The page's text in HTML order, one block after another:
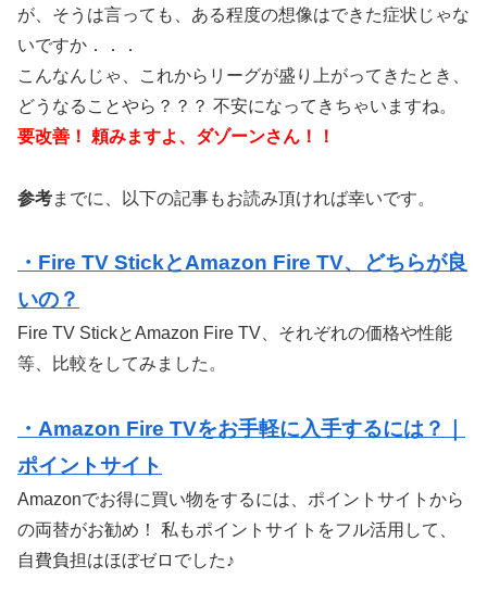
が、そうは言っても、ある程度の想像はできた症状じゃな
いですか．．．
こんなんじゃ、これからリーグが盛り上がってきたとき、
どうなることやら？？？ 不安になってきちゃいますね。
要改善！ 頼みますよ、ダゾーンさん！！
参考までに、以下の記事もお読み頂ければ幸いです。
・Fire TV StickとAmazon Fire TV、どちらが良
いの？
Fire TV StickとAmazon Fire TV、それぞれの価格や性能
等、比較をしてみました。
・Amazon Fire TVをお手軽に入手するには？｜
ポイントサイト
Amazonでお得に買い物をするには、ポイントサイトから
の両替がお勧め！ 私もポイントサイトをフル活用して、
自費負担はほぼゼロでした♪